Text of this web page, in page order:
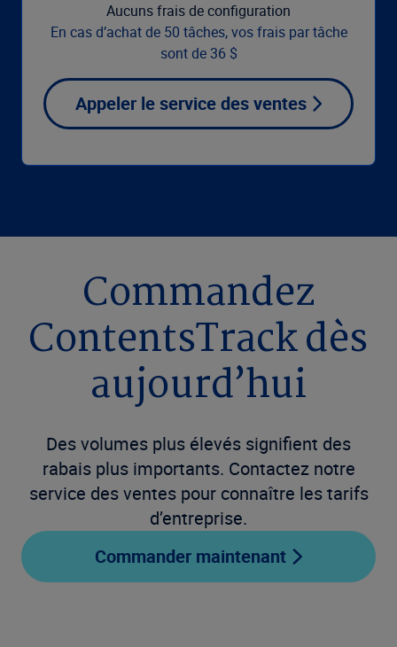
Aucuns frais de configuration
En cas d’achat de 50 tâches, vos frais par tâche
sont de 36 $
Appeler le service des ventes
Commandez
ContentsTrack dès
aujourd’hui
Des volumes plus élevés signifient des
rabais plus importants. Contactez notre
service des ventes pour connaître les tarifs
d’entreprise.
Commander maintenant